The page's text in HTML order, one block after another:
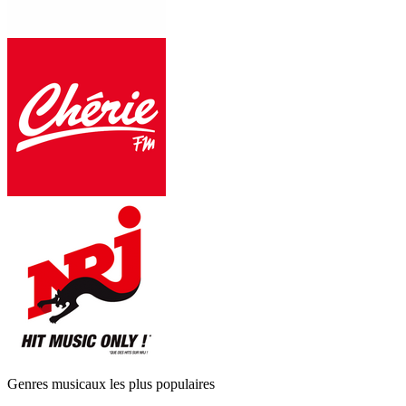
Genres musicaux les plus populaires